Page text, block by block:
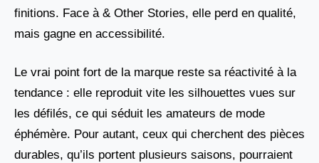
finitions. Face à & Other Stories, elle perd en qualité,
mais gagne en accessibilité.
Le vrai point fort de la marque reste sa réactivité à la
tendance : elle reproduit vite les silhouettes vues sur
les défilés, ce qui séduit les amateurs de mode
éphémère. Pour autant, ceux qui cherchent des pièces
durables, qu’ils portent plusieurs saisons, pourraient